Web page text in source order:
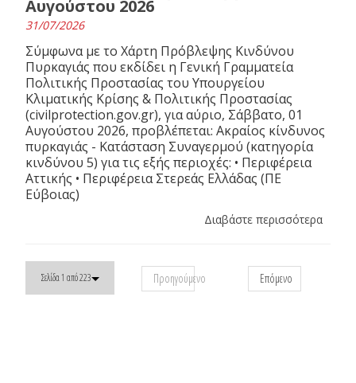
Αυγούστου 2026
31/07/2026
Σύμφωνα με το Χάρτη Πρόβλεψης Κινδύνου
Πυρκαγιάς που εκδίδει η Γενική Γραμματεία
Πολιτικής Προστασίας του Υπουργείου
Κλιματικής Κρίσης & Πολιτικής Προστασίας
(civilprotection.gov.gr), για αύριο, Σάββατο, 01
Αυγούστου 2026, προβλέπεται: Ακραίος κίνδυνος
πυρκαγιάς - Κατάσταση Συναγερμού (κατηγορία
κινδύνου 5) για τις εξής περιοχές: • Περιφέρεια
Αττικής • Περιφέρεια Στερεάς Ελλάδας (ΠΕ
Εύβοιας)
Διαβάστε περισσότερα
Σελίδα 1 από 223 Προηγούμενο Επόμενο